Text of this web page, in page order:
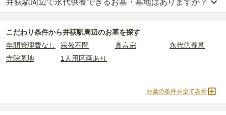
素材によって変わります。
使用料のみかかります。
なお、お墓によっては以下の費用が別途かかる場合があります。
・開眼法要の費用：お墓を新しく建てた際に行う儀式のための費
比べて省スペースで管理の手間がかからないため、費用が安く設定
価格の目安は、1名あたり5万円〜30万円程度です。
井荻駅周辺で安価なお墓を探したい場合は、 価格の安い順で並び替
えてお墓を探すのがおすすめです。
16件あります。
れているケースがほとんどです。
主な条件として、遺骨がすでにある、該当の市区町村に一定年数以
上住んでいるなどが挙げられます。
契約条件の詳細は、各霊園のページをご確認いただくか、資料請求
井荻駅周辺には、樹木葬の掲載がありません。
自然葬をお考えの場合は、海洋散骨もご検討ください。
井荻駅周辺で永代供養できるお墓・墓地はありますか？
詳しくは、井荻駅周辺の永代供養の一覧をご覧ください。
こだわり条件から井荻駅周辺のお墓を探す
年間管理費なし
宗教不問 真言宗
永代供養墓
寺院墓地
1人用区画あり
お墓の条件を全て表示